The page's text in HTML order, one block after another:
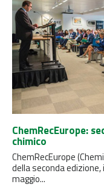
ChemRecEurope:
chimico
ChemRecEurope
della seconda
maggio...